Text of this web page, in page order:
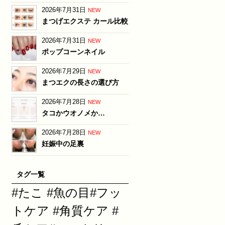
2026年7月31日 NEW
まつげエクステ カール比較
2026年7月31日 NEW
ポップコーンネイル
2026年7月29日 NEW
まつエクの長さの選び方
2026年7月28日 NEW
タコかウオノメか…
2026年7月28日 NEW
妊娠中の足裏
タグ一覧
#たこ #魚の目#フッ
トケア #角質ケア #